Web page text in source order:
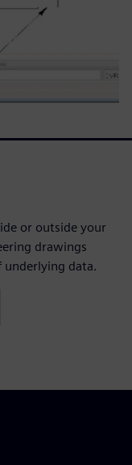
or outside your
drawings
data.